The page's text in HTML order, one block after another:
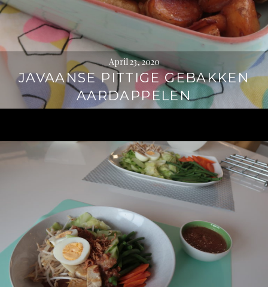
April 23, 2020
JAVAANSE PITTIGE GEBAKKEN
AARDAPPELEN